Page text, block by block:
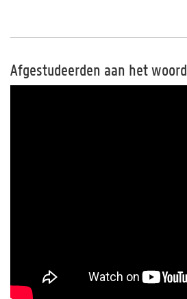
Afgestudeerden aan het woord